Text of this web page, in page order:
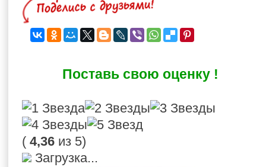
Поставь свою оценку !
( 4,36из 5)
Загрузка...